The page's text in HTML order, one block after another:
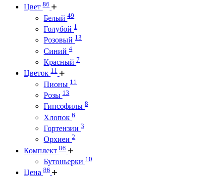
Цвет 86
Белый 49
Голубой 1
Розовый 13
Синий 4
Красный 7
Цветок 11
Пионы 11
Розы 13
Гипсофилы 8
Хлопок 6
Гортензии 3
Орхиеи 2
Комплект 86
Бутоньерки 10
Цена 86